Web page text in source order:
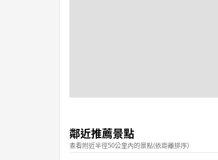
鄰近推薦景點
查看附近半徑50公里內的景點(依距離排序)